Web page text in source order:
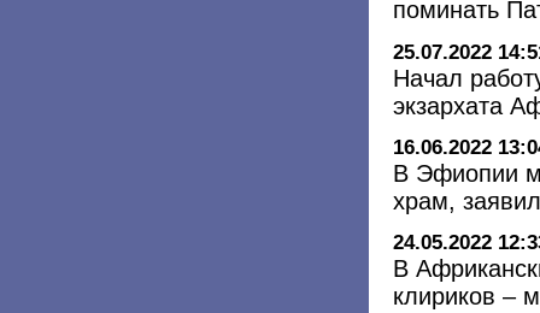
поминать
25.07.2022
Начал
экзархата
16.06.2022
В Эфиопии
храм,
24.05.2022
В
клириков –